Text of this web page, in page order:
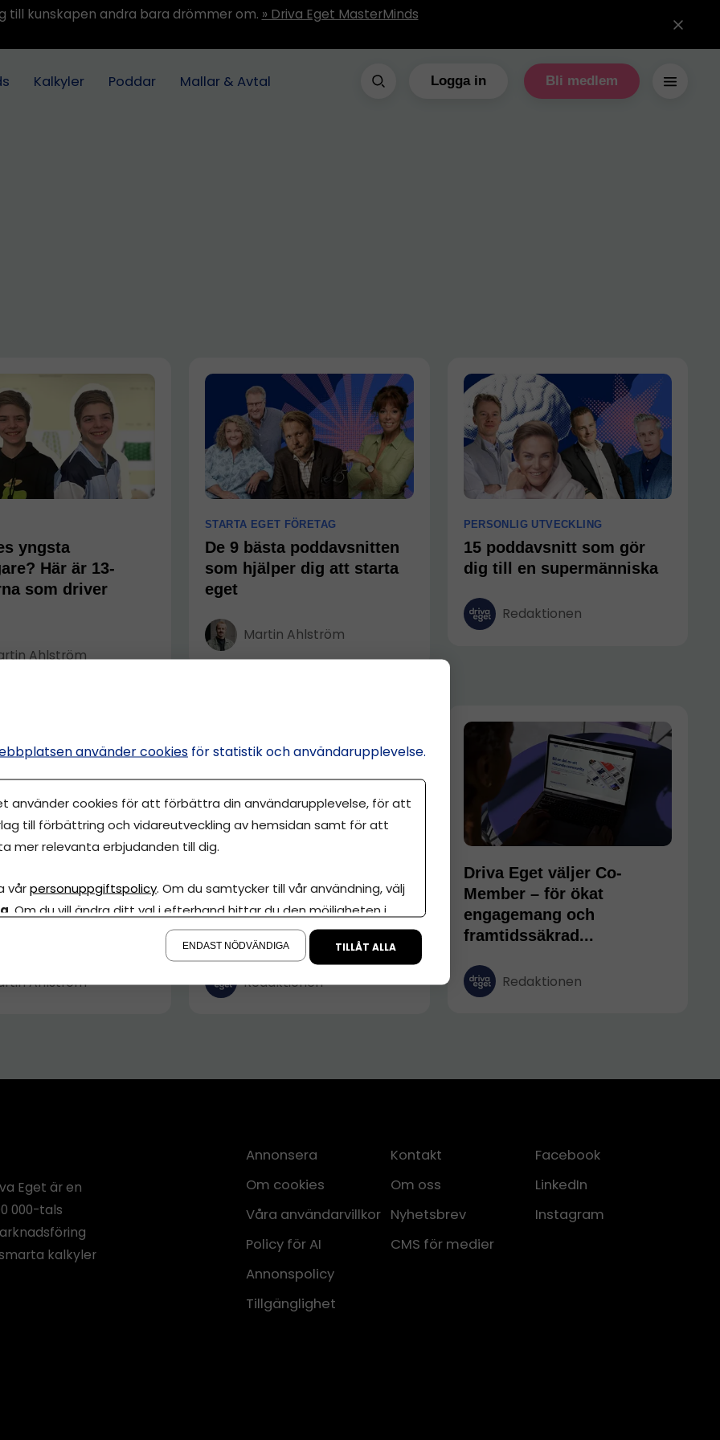
till kunskapen andra bara drömmer om. » Driva Eget MasterMinds
Kalkyler Poddar Mallar & Avtal Logga in Bli medlem
yngsta
Här är 13-
som driver
Ahlström
STARTA EGET FÖRETAG
De 9 bästa poddavsnitten
som hjälper dig att starta
eget
Martin Ahlström
PERSONLIG UTVECKLING
15 poddavsnitt som gör
dig till en supermänniska
Redaktionen
till 45
vad en
Ahlström
Rekordmånad för Driva
Eget – växer med 42
procent sedan februari
Redaktionen
Driva Eget väljer Co-
Member – för ökat
engagemang och
framtidssäkrad...
Redaktionen
Eget är en
000-tals
kalkyler
Annonsera
Om cookies
Våra användarvillkor
Policy för AI
Annonspolicy
Tillgänglighet
Kontakt
Om oss
Nyhetsbrev
CMS för medier
Facebook
LinkedIn
Instagram
använder cookies för statistik och användarupplevelse.
använder cookies för att förbättra din användarupplevelse, för att
till förbättring och vidareutveckling av hemsidan samt för att
mer relevanta erbjudanden till dig.
vårpersonuppgiftspolicy. Om du samtycker till vår användning, välj
. Om du vill ändra ditt val i efterhand hittar du den möjligheten i
ENDAST NÖDVÄNDIGA TILLÅT ALLA